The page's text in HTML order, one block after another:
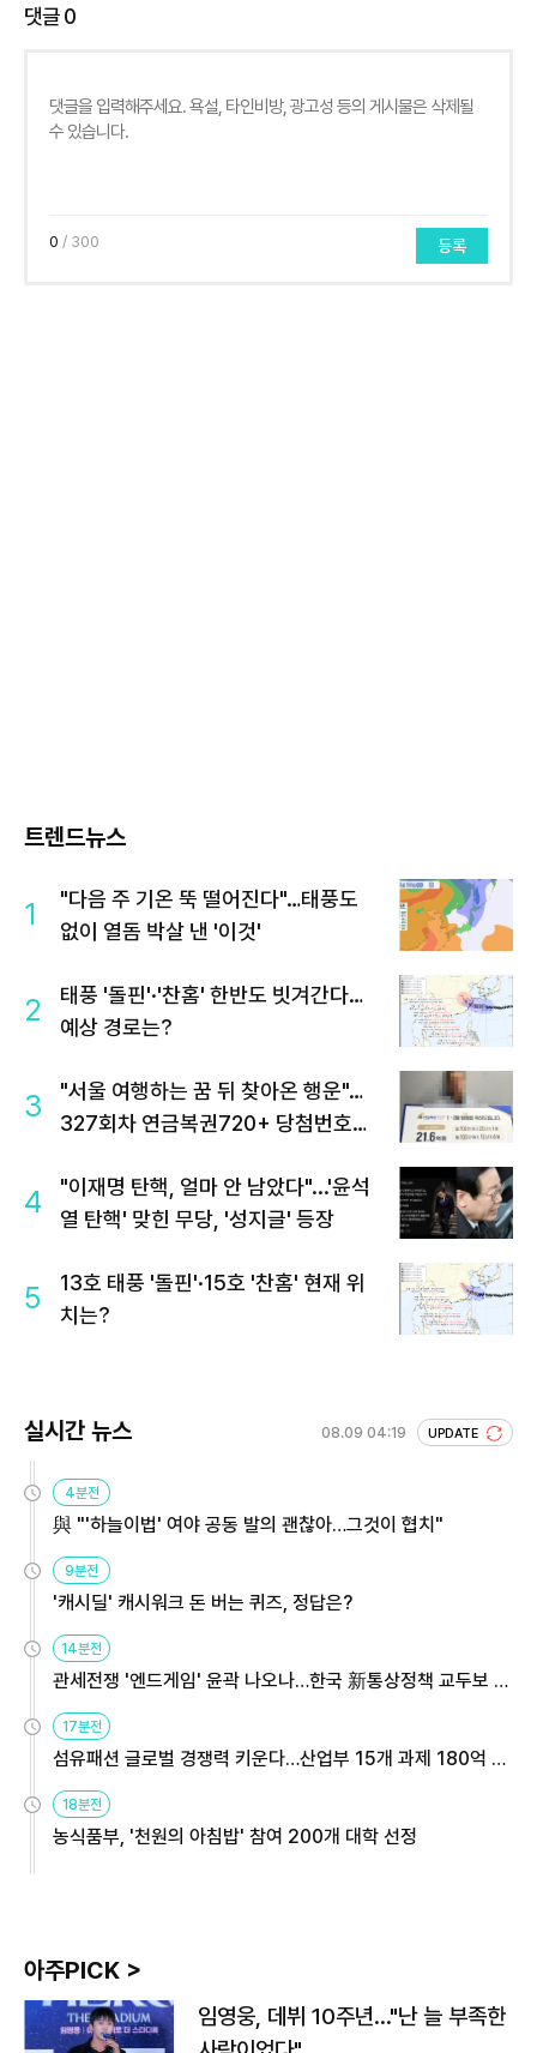
댓글0
0 / 300 등록
트렌드뉴스
1
"다음 주 기온 뚝 떨어진다"…태풍도
없이 열돔 박살 낸 '이것'
2
태풍 '돌핀'·'찬홈' 한반도 빗겨간다…
예상 경로는?
3
"서울 여행하는 꿈 뒤 찾아온 행운"…
327회차 연금복권720+ 당첨번호조
4
"이재명 탄핵, 얼마 안 남았다"...'윤석
열 탄핵' 맞힌 무당, '성지글' 등장
5
13호 태풍 '돌핀'·15호 '찬홈' 현재 위
치는?
실시간 뉴스 08.09 04:19 UPDATE
4분전
與 "'하늘이법' 여야 공동 발의 괜찮아…그것이 협치"
9분전
'캐시딜' 캐시워크 돈 버는 퀴즈, 정답은?
14분전
관세전쟁 '엔드게임' 윤곽 나오나…한국 新통상정책 교두보 활
17분전
섬유패션 글로벌 경쟁력 키운다…산업부 15개 과제 180억 지
18분전
농식품부, '천원의 아침밥' 참여 200개 대학 선정
아주PICK >
임영웅, 데뷔 10주년…"난 늘 부족한